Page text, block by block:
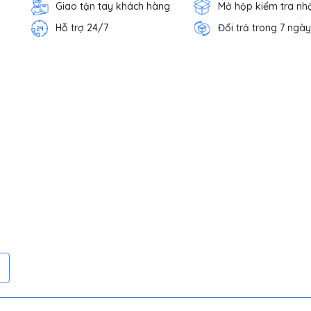
Giao tận tay khách hàng
Mở hộp kiểm tra
Hỗ trợ 24/7
Đổi trả trong 7 ngày